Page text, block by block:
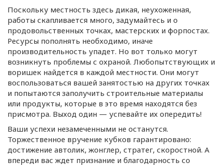
Поскольку местность здесь дикая, неухоженная,
работы скапливается много, задумайтесь и о
продовольственных точках, мастерских и форпостах.
Ресурсы пополнять необходимо, иначе
производительность упадет. Но вот только могут
возникнуть проблемы с охраной. Любопытствующих и
воришек найдется в каждой местности. Они могут
воспользоваться вашей занятостью на других точках
и попытаются заполучить строительные материалы
или продукты, которые в это время находятся без
присмотра. Выход один — успевайте их опередить!
Ваши успехи незамеченными не останутся.
Торжественное вручение кубков гарантировано:
достижение автолик, жонглер, стратег, скоростной. А
впереди вас ждет признание и благодарность со